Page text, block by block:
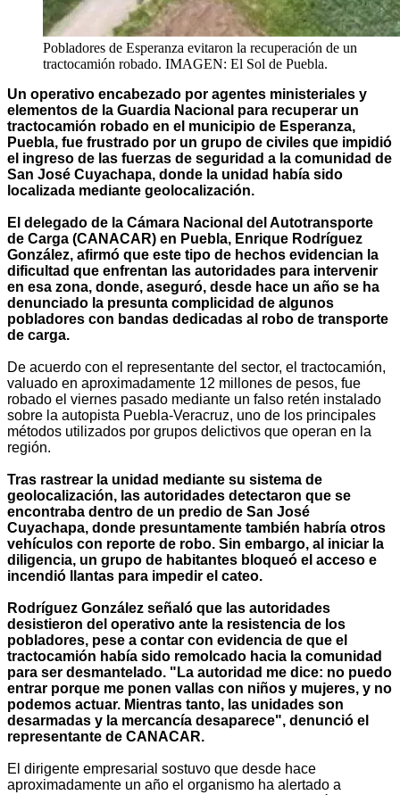
Pobladores de Esperanza evitaron la recuperación de un
tractocamión robado. IMAGEN: El Sol de Puebla.
Un operativo encabezado por agentes ministeriales y
elementos de la Guardia Nacional para recuperar un
tractocamión robado en el municipio de Esperanza,
Puebla, fue frustrado por un grupo de civiles que impidió
el ingreso de las fuerzas de seguridad a la comunidad de
San José Cuyachapa, donde la unidad había sido
localizada mediante geolocalización.
El delegado de la Cámara Nacional del Autotransporte
de Carga (CANACAR) en Puebla, Enrique Rodríguez
González, afirmó que este tipo de hechos evidencian la
dificultad que enfrentan las autoridades para intervenir
en esa zona, donde, aseguró, desde hace un año se ha
denunciado la presunta complicidad de algunos
pobladores con bandas dedicadas al robo de transporte
de carga.
De acuerdo con el representante del sector, el tractocamión,
valuado en aproximadamente 12 millones de pesos, fue
robado el viernes pasado mediante un falso retén instalado
sobre la autopista Puebla-Veracruz, uno de los principales
métodos utilizados por grupos delictivos que operan en la
región.
Tras rastrear la unidad mediante su sistema de
geolocalización, las autoridades detectaron que se
encontraba dentro de un predio de San José
Cuyachapa, donde presuntamente también habría otros
vehículos con reporte de robo. Sin embargo, al iniciar la
diligencia, un grupo de habitantes bloqueó el acceso e
incendió llantas para impedir el cateo.
Rodríguez González señaló que las autoridades
desistieron del operativo ante la resistencia de los
pobladores, pese a contar con evidencia de que el
tractocamión había sido remolcado hacia la comunidad
para ser desmantelado. "La autoridad me dice: no puedo
entrar porque me ponen vallas con niños y mujeres, y no
podemos actuar. Mientras tanto, las unidades son
desarmadas y la mercancía desaparece", denunció el
representante de CANACAR.
El dirigente empresarial sostuvo que desde hace
aproximadamente un año el organismo ha alertado a